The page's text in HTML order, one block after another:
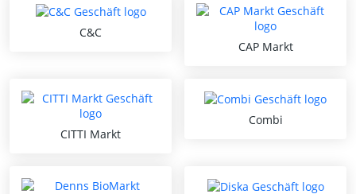
C&C
CAP Markt
CITTI Markt
Combi